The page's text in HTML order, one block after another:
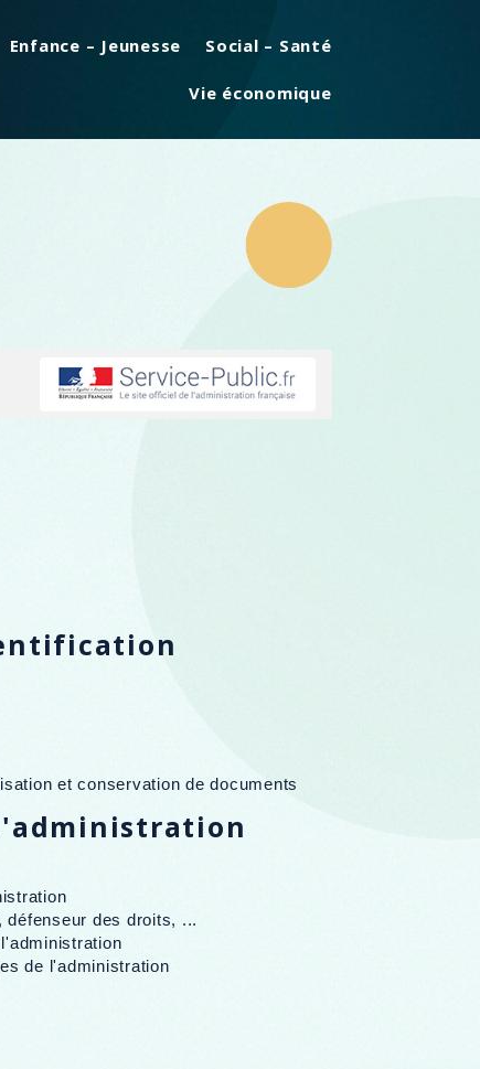
Enfance – Jeunesse Social – Santé
Vie économique
et conservation de documents
des droits, ...
de l'administration